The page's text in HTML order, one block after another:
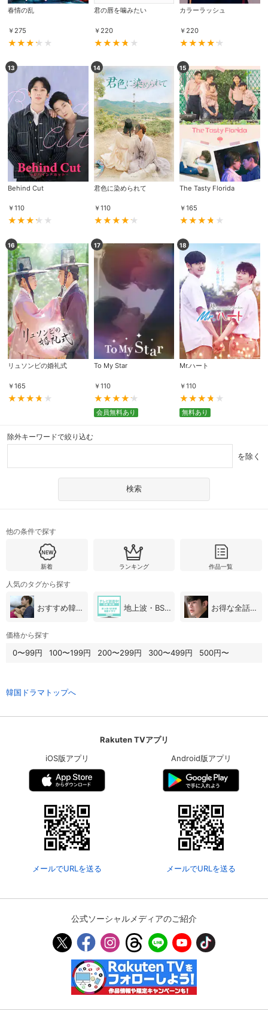
会員設定 会員情報 閉じる
会員情報変更
基本情報、本人連絡先、パスワード 、クレ
ジットカード情報の変更が可能です。
決済方法変更 決済方法の変更が可能です。
購入明細 ４ヵ月分の購入明細の確認が可能です。
Myクーポン
現在獲得済みのお得なクーポンを確認でき
ます。
購入履歴
レンタル、購入、定額見放題の購入履歴の
確認が可能です。こちらから視聴いただく
と便利です。
お気に入り
す。お気に入りに追加した作品の削除も可
能です。
視聴年齢制限
サイト内で表示される作品の表示制限が可
能です。5段階の年齢区分から選択できま
す。
パスコード設定
視聴年齢制限の変更時にパスコード入力が
求められるのでお子さまがいても安心で
す。
メルマガ
レスの変更が可能です。
定額見放題解約
春情の乱
￥275
君の唇を噛みたい
￥220
カラーラッシュ
￥220
13
Behind Cut
￥110
14
君色に染められて
￥110
15
The Tasty Florida
￥165
16
リュソンビの婚礼式
￥165
17
To My Star
￥110
会員無料あり
18
Mr.ハート
￥110
無料あり
除外キーワードで絞り込む
を除く
他の条件で探す
新着 ランキング 作品一覧
人気のタグから探す
おすすめ韓国ドラマ 地上波・BS放送（韓国ドラマ） お得な全話パック
価格から探す
0〜99円 100〜199円 200〜299円 300〜499円 500円〜
韓国ドラマトップへ
Rakuten TVアプリ
iOS版アプリ
メールでURLを送る
Android版アプリ
メールでURLを送る
公式ソーシャルメディアのご紹介